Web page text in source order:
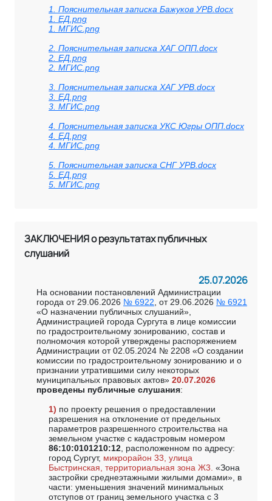
1. Пояснительная записка Бажуков УРВ.docx
1. ЕД.png
1. МГИС.png
2. Пояснительная записка ХАГ ОПП.docx
2. ЕД.png
2. МГИС.png
3. Пояснительная записка ХАГ УРВ.docx
3. ЕД.png
3. МГИС.png
4. Пояснительная записка УКС Югры ОПП.docx
4. ЕД.png
4. МГИС.png
5. Пояснительная записка СНГ УРВ.docx
5. ЕД.png
5. МГИС.png
ЗАКЛЮЧЕНИЯ о результатах публичных
слушаний
25.07.2026
На основании постановлений Администрации
города от 29.06.2026 № 6922, от 29.06.2026 № 6921
«О назначении публичных слушаний»,
Администрацией города Сургута в лице комиссии
по градостроительному зонированию, состав и
полномочия которой утверждены распоряжением
Администрации от 02.05.2024 № 2208 «О создании
комиссии по градостроительному зонированию и о
признании утратившими силу некоторых
муниципальных правовых актов» 20.07.2026
проведены публичные слушания:
1) по проекту решения о предоставлении
разрешения на отклонение от предельных
параметров разрешенного строительства на
земельном участке с кадастровым номером
86:10:0101210:12, расположенном по адресу:
город Сургут, микрорайон 33, улица
Быстринская, территориальная зона Ж3. «Зона
застройки среднеэтажными жилыми домами», в
части: уменьшения значений минимальных
отступов от границ земельного участка с 3